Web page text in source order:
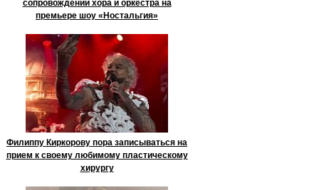
сопровождении хора и оркестра на
премьере шоу «Ностальгия»
Филиппу Киркорову пора записываться на
прием к своему любимому пластическому
хирургу